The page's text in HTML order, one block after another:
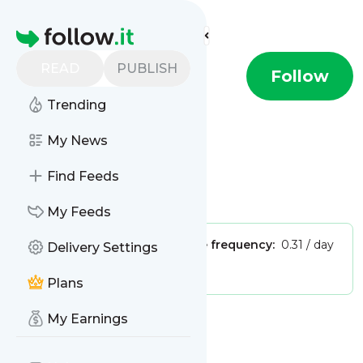
Homepage
PUBLISH
Trending
My News
Find Feeds
My Feeds
Delivery Settings
Plans
My Earnings
Find more feeds
Welt Golf Follow
Publisher:Unclaimed!Message frequency: 0.31 / day
MessageHistory